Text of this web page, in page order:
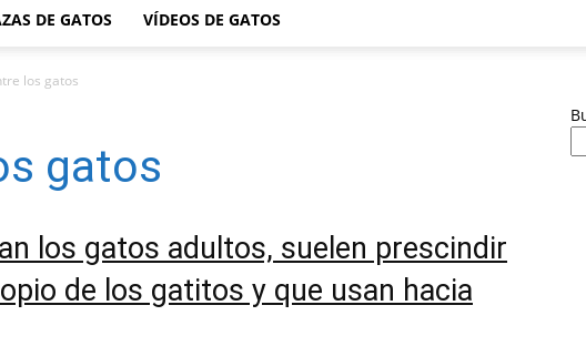
DE GATOS VÍDEOS DE GATOS
los gatos
gatos
los gatos adultos, suelen prescindir
de los gatitos y que usan hacia